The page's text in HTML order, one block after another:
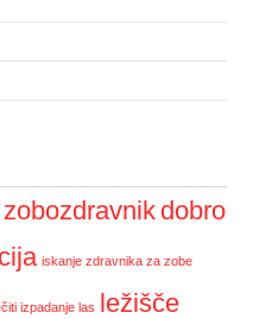
dobro
iskanje zdravnika za zobe
izpadanje las ležišče